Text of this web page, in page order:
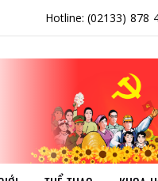
Hotline: (02133) 878